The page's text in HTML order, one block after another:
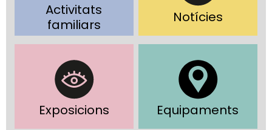
Activitats
familiars
Notícies
Exposicions Equipaments